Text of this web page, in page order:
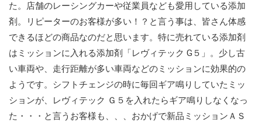
た。店舗のレーシングカーや従業員なども愛用している添加
剤。リピーターのお客様が多い！？と言う事は、皆さん体感
できるほどの商品なのだと思います。特に売れている添加剤
はミッションに入れる添加剤「レヴィテック G５」。少し古
い車両や、走行距離が多い車両などのミッションに効果的の
ようです。シフトチェンジの時に毎回ギア鳴りしていたミッ
ションが、レヴィテック Ｇ５を入れたらギア鳴りしなくなっ
た・・・と言うお客様も、、、おかげで新品ミッションＡＳ